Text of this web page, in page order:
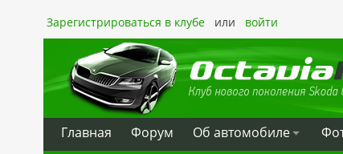
Зарегистрироваться в клубе или войти
Главная Форум Oб автомобиле